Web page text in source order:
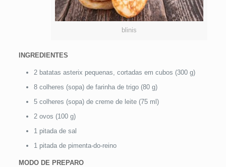
blinis
INGREDIENTES
2 batatas asterix pequenas, cortadas em cubos (300 g)
8 colheres (sopa) de farinha de trigo (80 g)
5 colheres (sopa) de creme de leite (75 ml)
2 ovos (100 g)
1 pitada de sal
1 pitada de pimenta-do-reino
MODO DE PREPARO